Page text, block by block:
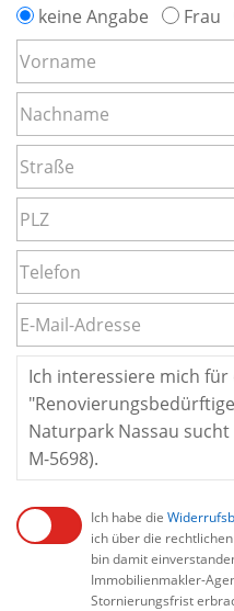
keine Angabe Frau
Ich habe die
ich über die
bin damit
Immobilienmakler-
Stornierungsfrist